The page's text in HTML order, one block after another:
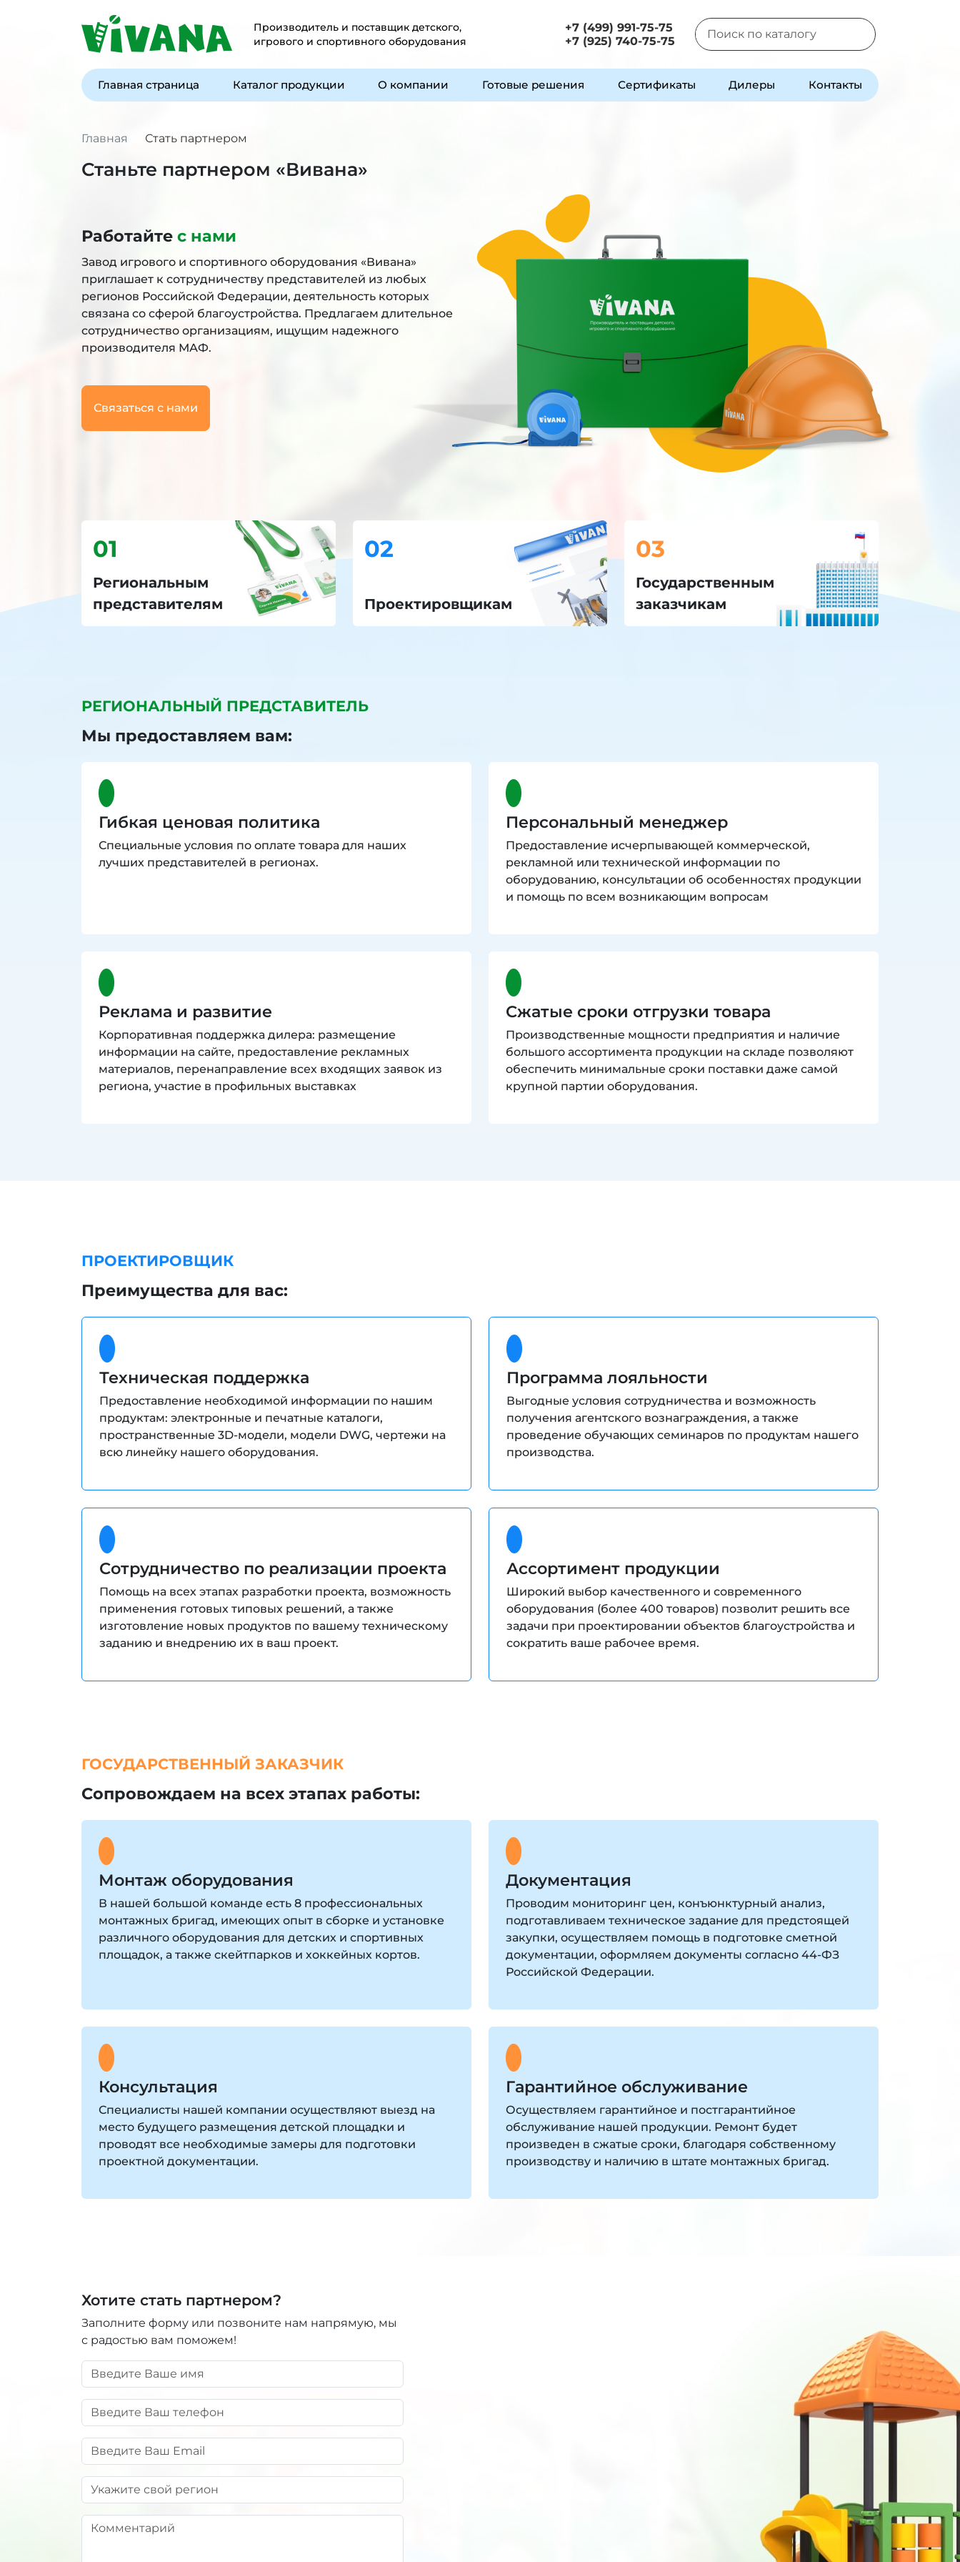
Производитель и поставщик детского,
игрового и спортивного оборудования
+7 (499) 991-75-75
+7 (925) 740-75-75
Главная страница Каталог продукции О компании Готовые решения Сертификаты Дилеры Контакты
Главная Стать партнером
Станьте партнером «Вивана»
Работайте с нами
Завод игрового и спортивного оборудования «Вивана»
приглашает к сотрудничеству представителей из любых
регионов Российской Федерации, деятельность которых
связана со сферой благоустройства. Предлагаем длительное
сотрудничество организациям, ищущим надежного
производителя МАФ.
Связаться с нами
01
Региональным
представителям
02
Проектировщикам
03
Государственным
заказчикам
РЕГИОНАЛЬНЫЙ ПРЕДСТАВИТЕЛЬ
Мы предоставляем вам:
Гибкая ценовая политика
Специальные условия по оплате товара для наших
лучших представителей в регионах.
Персональный менеджер
Предоставление исчерпывающей коммерческой,
рекламной или технической информации по
оборудованию, консультации об особенностях продукции
и помощь по всем возникающим вопросам
Реклама и развитие
Корпоративная поддержка дилера: размещение
информации на сайте, предоставление рекламных
материалов, перенаправление всех входящих заявок из
региона, участие в профильных выставках
Сжатые сроки отгрузки товара
Производственные мощности предприятия и наличие
большого ассортимента продукции на складе позволяют
обеспечить минимальные сроки поставки даже самой
крупной партии оборудования.
ПРОЕКТИРОВЩИК
Преимущества для вас:
Техническая поддержка
Предоставление необходимой информации по нашим
продуктам: электронные и печатные каталоги,
пространственные 3D-модели, модели DWG, чертежи на
всю линейку нашего оборудования.
Программа лояльности
Выгодные условия сотрудничества и возможность
получения агентского вознаграждения, а также
проведение обучающих семинаров по продуктам нашего
производства.
Сотрудничество по реализации проекта
Помощь на всех этапах разработки проекта, возможность
применения готовых типовых решений, а также
изготовление новых продуктов по вашему техническому
заданию и внедрению их в ваш проект.
Ассортимент продукции
Широкий выбор качественного и современного
оборудования (более 400 товаров) позволит решить все
задачи при проектировании объектов благоустройства и
сократить ваше рабочее время.
ГОСУДАРСТВЕННЫЙ ЗАКАЗЧИК
Сопровождаем на всех этапах работы:
Монтаж оборудования
В нашей большой команде есть 8 профессиональных
монтажных бригад, имеющих опыт в сборке и установке
различного оборудования для детских и спортивных
площадок, а также скейтпарков и хоккейных кортов.
Документация
Проводим мониторинг цен, конъюнктурный анализ,
подготавливаем техническое задание для предстоящей
закупки, осуществляем помощь в подготовке сметной
документации, оформляем документы согласно 44-ФЗ
Российской Федерации.
Консультация
Специалисты нашей компании осуществляют выезд на
место будущего размещения детской площадки и
проводят все необходимые замеры для подготовки
проектной документации.
Гарантийное обслуживание
Осуществляем гарантийное и постгарантийное
обслуживание нашей продукции. Ремонт будет
произведен в сжатые сроки, благодаря собственному
производству и наличию в штате монтажных бригад.
Хотите стать партнером?
Заполните форму или позвоните нам напрямую, мы
с радостью вам поможем!